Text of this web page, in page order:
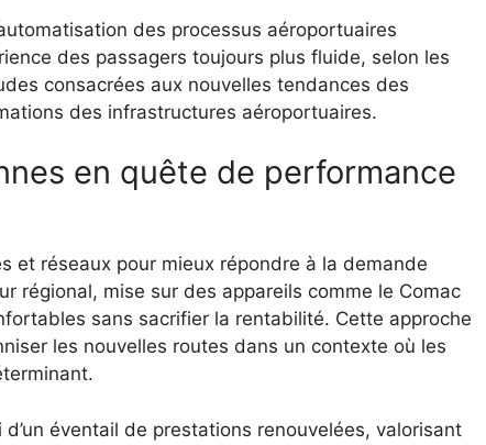
des processus aéroportuaires
des passagers toujours plus fluide, selon les
consacrées aux nouvelles tendances des
des infrastructures aéroportuaires.
en quête de performance
et réseaux pour mieux répondre à la demande
régional, mise sur des appareils comme le Comac
sans sacrifier la rentabilité. Cette approche
les nouvelles routes dans un contexte où les
éventail de prestations renouvelées, valorisant